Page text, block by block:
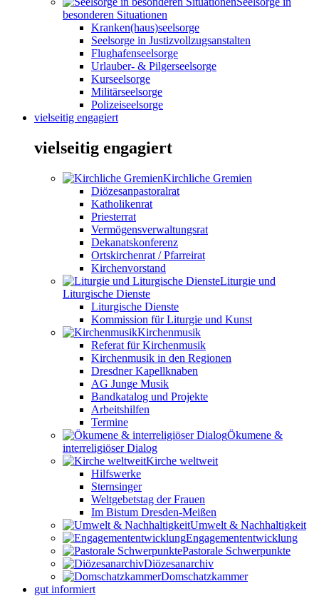
besonderen Situationen
Kranken(haus)seelsorge
Seelsorge in Justizvollzugsanstalten
Flughafenseelsorge
Urlauber- & Pilgerseelsorge
Kurseelsorge
Militärseelsorge
Polizeiseelsorge
vielseitig engagiert
vielseitig engagiert
Kirchliche Gremien
Diözesanpastoralrat
Katholikenrat
Priesterrat
Vermögensverwaltungsrat
Dekanatskonferenz
Ortskirchenrat / Pfarreirat
Kirchenvorstand
Liturgie und
Liturgische Dienste
Liturgische Dienste
Kommission für Liturgie und Kunst
Kirchenmusik
Referat für Kirchenmusik
Kirchenmusik in den Regionen
Dresdner Kapellknaben
AG Junge Musik
Bandkatalog und Projekte
Arbeitshilfen
Termine
Ökumene &
interreligiöser Dialog
Kirche weltweit
Hilfswerke
Sternsinger
Weltgebetstag der Frauen
Im Bistum Dresden-Meißen
Umwelt & Nachhaltigkeit
Engagemententwicklung
Pastorale Schwerpunkte
Diözesanarchiv
Domschatzkammer
gut informiert